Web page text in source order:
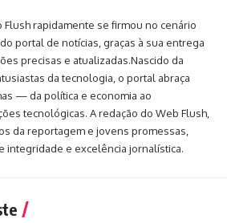
Flush rapidamente se firmou no cenário
portal de notícias, graças à sua entrega
precisas e atualizadas.Nascido da
da tecnologia, o portal abraça
— da política e economia ao
tecnológicas. A redação do Web Flush,
da reportagem e jovens promessas,
integridade e excelência jornalística.